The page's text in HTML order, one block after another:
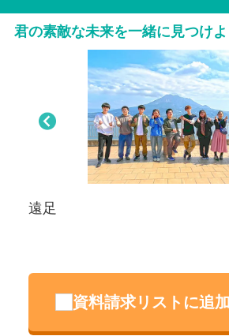
はじめての方へ
よくある質問
掲載を希望される学校様へ
君の素敵な未来を一緒に見つけよ
遠足
資料請求リストに追加